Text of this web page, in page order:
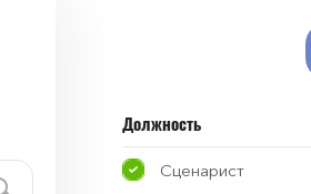
Должность
Сценарист